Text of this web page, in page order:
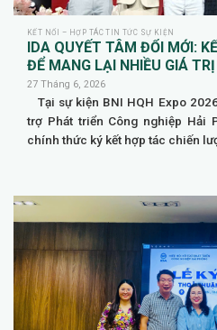
KẾT NỐI – HỢP TÁC TIN TỨC SỰ KIỆN
IDA QUYẾT TÂM ĐỔI MỚI:
ĐỂ MANG LẠI NHIỀU GIÁ
NGHIỆP HỘI VIÊN
27 Tháng 6, 2026
Tại sự kiện BNI HQH Expo
trợ Phát triển Công nghiệp Hải
chính thức ký kết hợp tác chiến